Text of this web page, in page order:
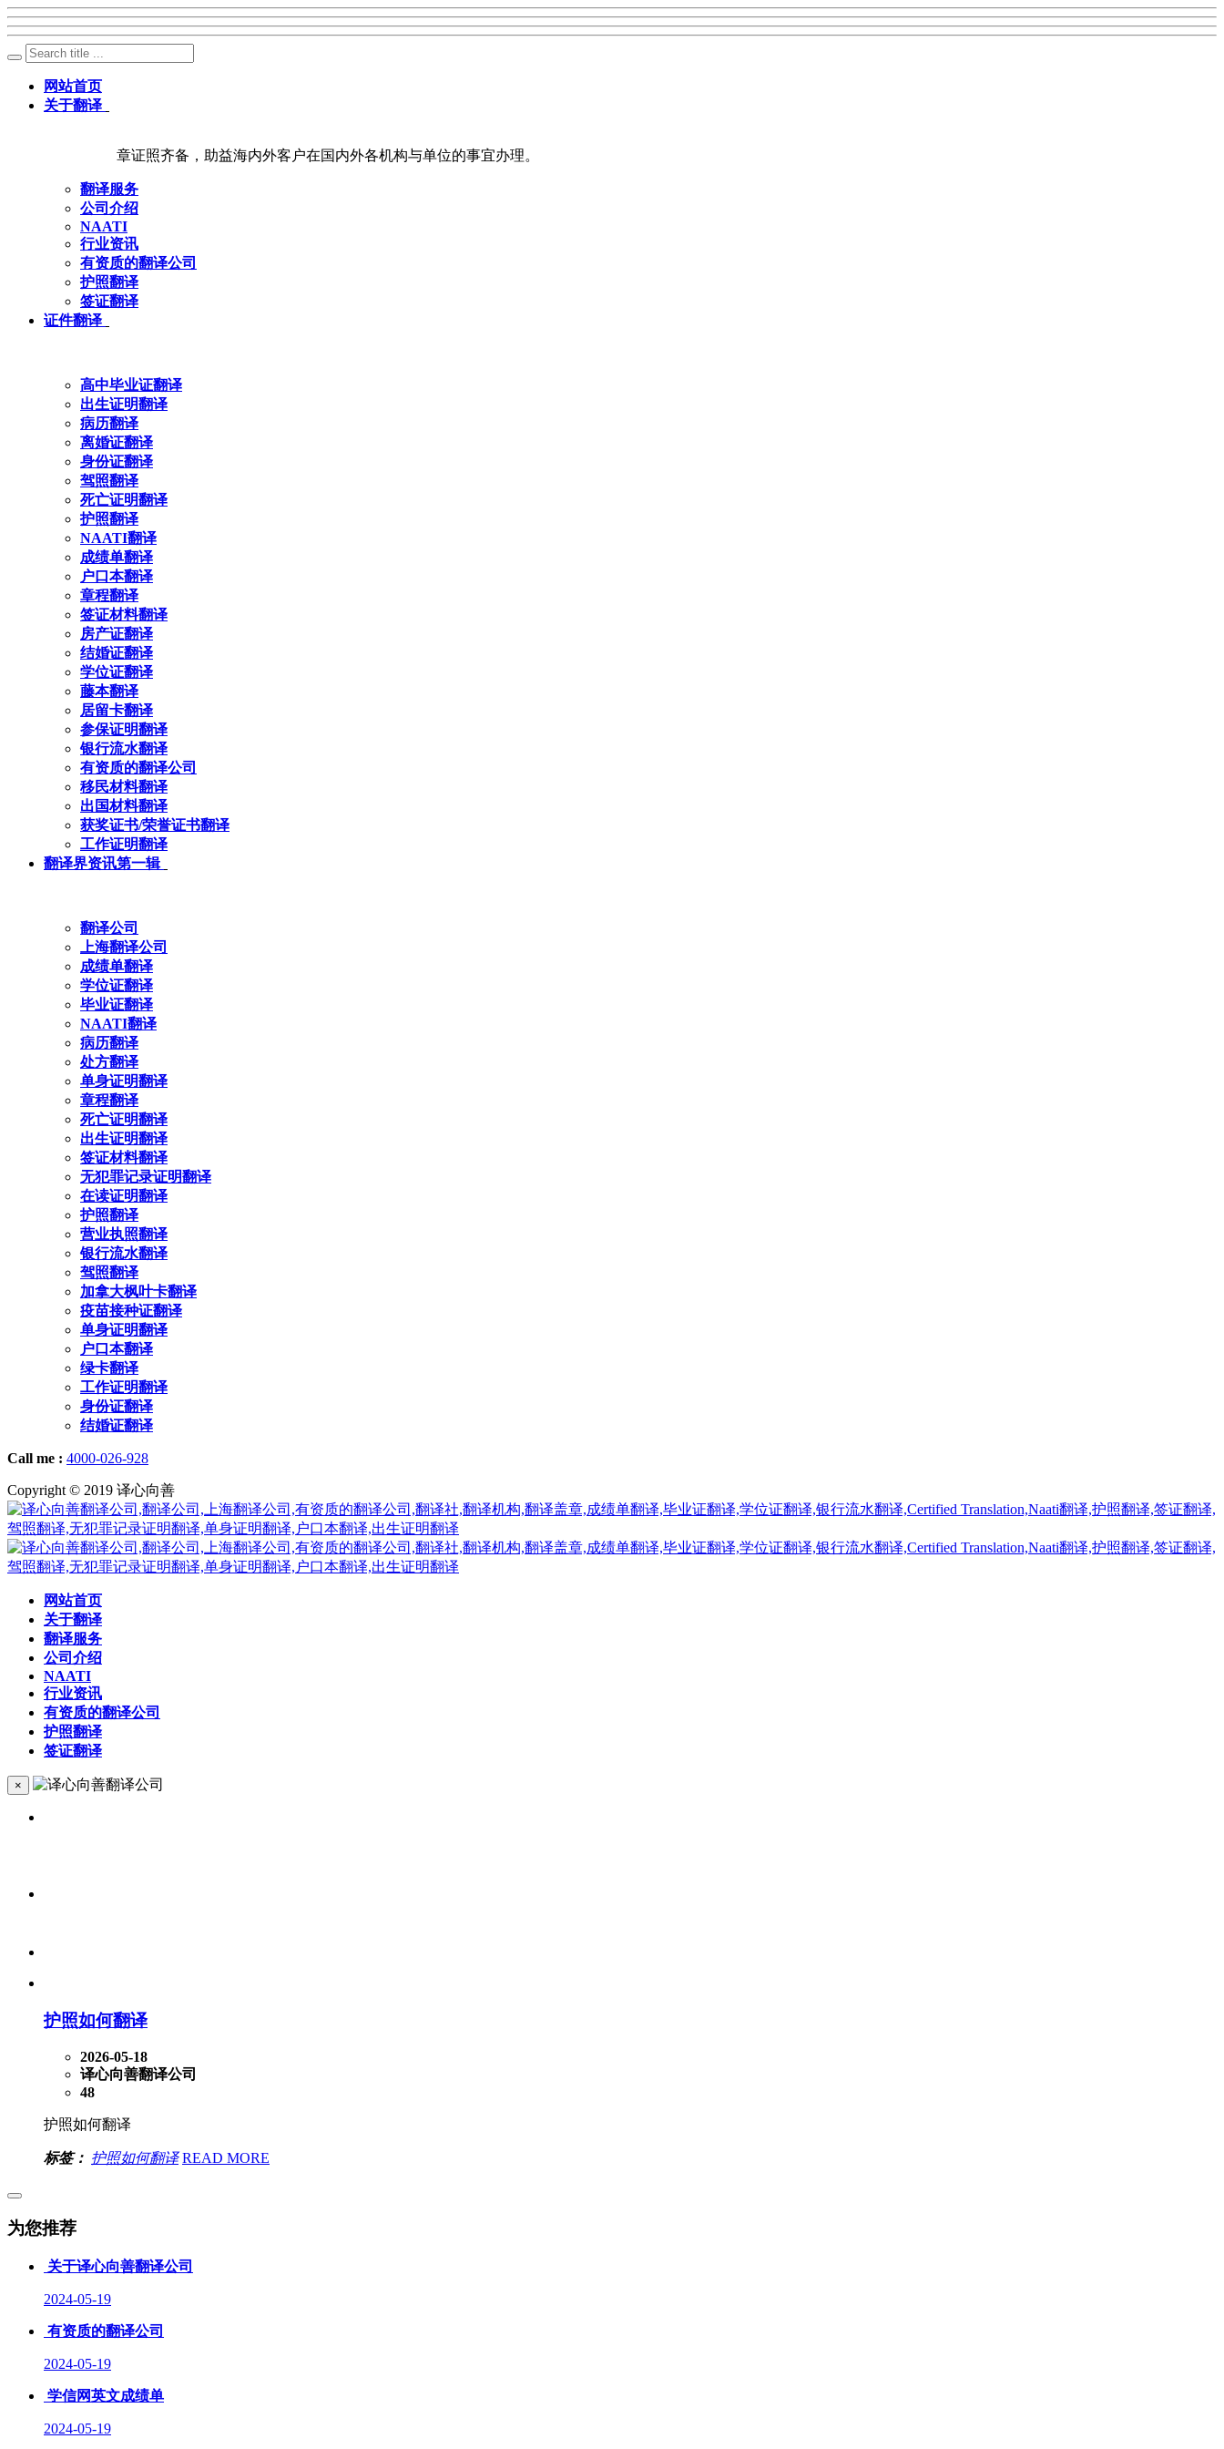
网站首页
关于翻译
章证照齐备，助益海内外客户在国内外各机构与单位的事宜办理。
翻译服务
公司介绍
NAATI
行业资讯
有资质的翻译公司
护照翻译
签证翻译
证件翻译
高中毕业证翻译
出生证明翻译
病历翻译
离婚证翻译
身份证翻译
驾照翻译
死亡证明翻译
护照翻译
NAATI翻译
成绩单翻译
户口本翻译
章程翻译
签证材料翻译
房产证翻译
结婚证翻译
学位证翻译
藤本翻译
居留卡翻译
参保证明翻译
银行流水翻译
有资质的翻译公司
移民材料翻译
出国材料翻译
获奖证书/荣誉证书翻译
工作证明翻译
翻译界资讯第一辑
翻译公司
上海翻译公司
成绩单翻译
学位证翻译
毕业证翻译
NAATI翻译
病历翻译
处方翻译
单身证明翻译
章程翻译
死亡证明翻译
出生证明翻译
签证材料翻译
无犯罪记录证明翻译
在读证明翻译
护照翻译
营业执照翻译
银行流水翻译
驾照翻译
加拿大枫叶卡翻译
疫苗接种证翻译
单身证明翻译
户口本翻译
绿卡翻译
工作证明翻译
身份证翻译
结婚证翻译
Call me : 4000-026-928
Copyright © 2019 译心向善
网站首页
关于翻译
翻译服务
公司介绍
NAATI
行业资讯
有资质的翻译公司
护照翻译
签证翻译
×
护照如何翻译
2026-05-18
译心向善翻译公司
48
护照如何翻译
标签： 护照如何翻译 READ MORE
为您推荐
关于译心向善翻译公司
2024-05-19
有资质的翻译公司
2024-05-19
学信网英文成绩单
2024-05-19